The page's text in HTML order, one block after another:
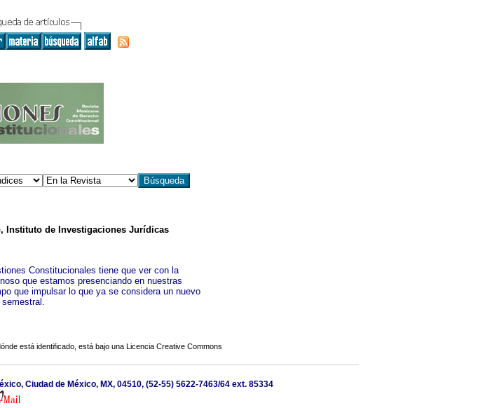
Instituto de Investigaciones Jurídicas
Constitucionales tiene que ver con la
que estamos presenciando en nuestras
que impulsar lo que ya se considera un nuevo
está identificado, está bajo una Licencia Creative Commons
Ciudad de México, MX, 04510, (52-55) 5622-7463/64 ext. 85334